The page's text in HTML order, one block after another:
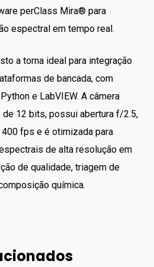
perClass Mira® para
espectral em tempo real.
a torna ideal para integração
de bancada, com
e LabVIEW. A câmera
12 bits, possui abertura f/2.5,
fps e é otimizada para
de alta resolução em
de qualidade, triagem de
química.